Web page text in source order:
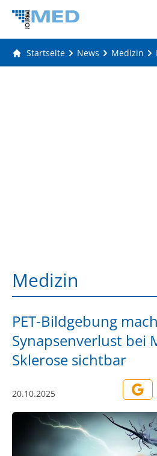
Startseite News Medizin
Medizin
PET-Bildgebung
Synapsenverlust bei
Sklerose sichtbar
20.10.2025